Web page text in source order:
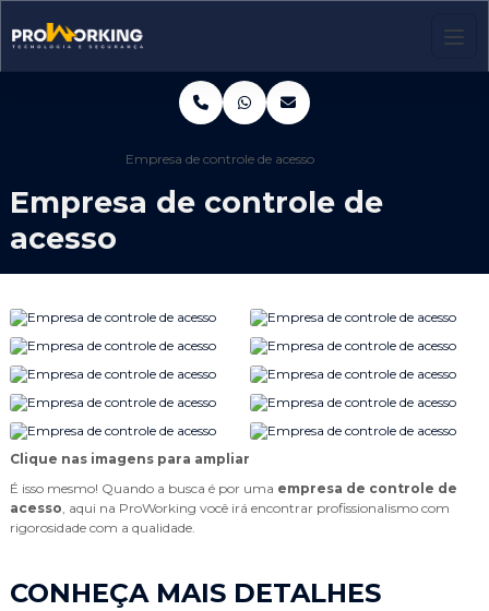
Empresa de controle de acesso
Empresa de controle de
acesso
Clique nas imagens para ampliar
É isso mesmo! Quando a busca é por uma empresa de controle de
acesso , aqui na ProWorking você irá encontrar profissionalismo com
rigorosidade com a qualidade.
CONHEÇA MAIS DETALHES